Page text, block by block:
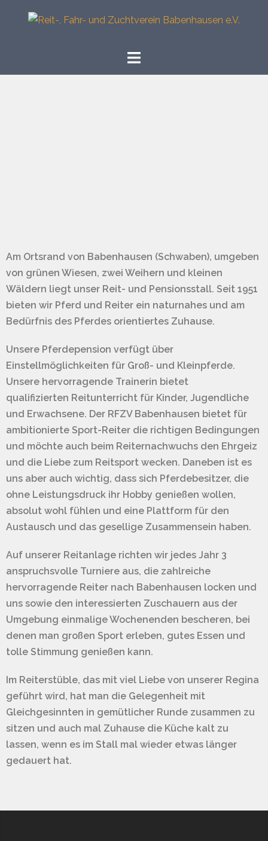
Reit-, Fahr- und Zuchtverein Babenhausen e.V.
Am Ortsrand von Babenhausen (Schwaben), umgeben
von grünen Wiesen, zwei Weihern und kleinen
Wäldern liegt unser Reit- und Pensionsstall. Seit 1951
bieten wir Pferd und Reiter ein naturnahes und am
Bedürfnis des Pferdes orientiertes Zuhause.
Unsere Pferdepension verfügt über
Einstellmöglichkeiten für Groß- und Kleinpferde.
Unsere hervorragende Trainerin bietet
qualifizierten Reitunterricht für Kinder, Jugendliche
und Erwachsene. Der RFZV Babenhausen bietet für
ambitionierte Sport-Reiter die richtigen Bedingungen
und möchte auch beim Reiternachwuchs den Ehrgeiz
und die Liebe zum Reitsport wecken. Daneben ist es
uns aber auch wichtig, dass sich Pferdebesitzer, die
ohne Leistungsdruck ihr Hobby genießen wollen,
absolut wohl fühlen und eine Plattform für den
Austausch und das gesellige Zusammensein haben.
Auf unserer Reitanlage richten wir jedes Jahr 3
anspruchsvolle Turniere aus, die zahlreiche
hervorragende Reiter nach Babenhausen locken und
uns sowie den interessierten Zuschauern aus der
Umgebung einmalige Wochenenden bescheren, bei
denen man großen Sport erleben, gutes Essen und
tolle Stimmung genießen kann.
Im Reiterstüble, das mit viel Liebe von unserer Regina
geführt wird, hat man die Gelegenheit mit
Gleichgesinnten in gemütlicher Runde zusammen zu
sitzen und auch mal Zuhause die Küche kalt zu
lassen, wenn es im Stall mal wieder etwas länger
gedauert hat.